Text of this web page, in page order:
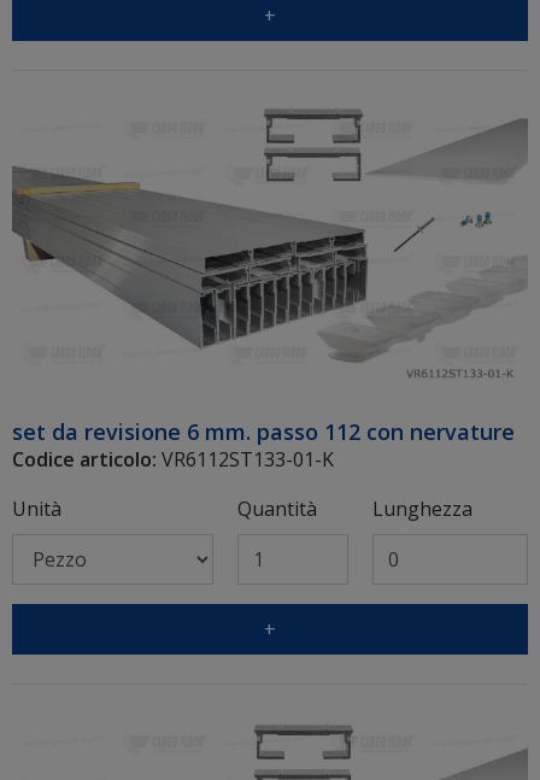
+
set da revisione 6 mm. passo 112 con nervature
Codice articolo: VR6112ST133-01-K
Unità
Quantità Lunghezza
+